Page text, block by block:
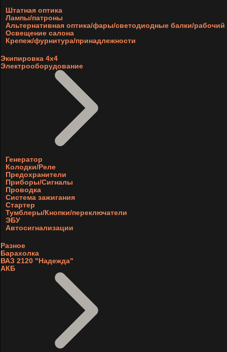
Штатная оптика
Лампы/патроны
Альтернативная оптика/фары/светодиодные балки/рабочий
Освещение салона
Крепеж/фурнитура/принадлежности
Экипировка 4х4
Электрооборудование
Генератор
Колодки/Реле
Предохранители
Приборы/Сигналы
Проводка
Система зажигания
Стартер
Тумблеры/Кнопки/переключатели
ЭБУ
Автосигнализации
Разное
Барахолка
ВАЗ 2120 "Надежда"
АКБ